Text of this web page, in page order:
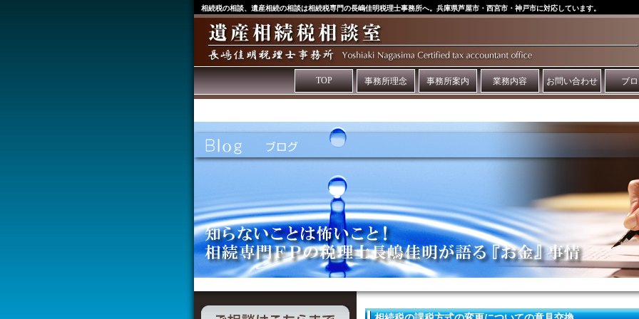
相続税の相談、遺産相続の相談は相続税専門の長嶋佳明税理士事務所へ。兵庫県芦屋市・西宮市・神戸市に対応しています。
TOP 事務所理念 事務所案内 業務内容 お問い合わせ ブ